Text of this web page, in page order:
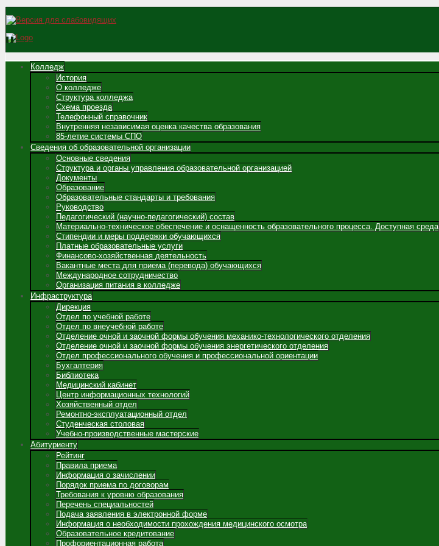
Колледж
История
О колледже
Структура колледжа
Схема проезда
Телефонный справочник
Внутренняя независимая оценка качества образования
85-летие системы СПО
Сведения об образовательной организации
Основные сведения
Структура и органы управления образовательной организацией
Документы
Образование
Образовательные стандарты и требования
Руководство
Педагогический (научно-педагогический) состав
Материально-техническое обеспечение и оснащенность образовательного процесса. Доступная среда
Стипендии и меры поддержки обучающихся
Платные образовательные услуги
Финансово-хозяйственная деятельность
Вакантные места для приема (перевода) обучающихся
Международное сотрудничество
Организация питания в колледже
Инфраструктура
Дирекция
Отдел по учебной работе
Отдел по внеучебной работе
Отделение очной и заочной формы обучения механико-технологического отделения
Отделение очной и заочной формы обучения энергетического отделения
Отдел профессионального обучения и профессиональной ориентации
Бухгалтерия
Библиотека
Медицинский кабинет
Центр информационных технологий
Хозяйственный отдел
Ремонтно-эксплуатационный отдел
Студенческая столовая
Учебно-производственные мастерские
Абитуриенту
Рейтинг
Правила приема
Информация о зачислении
Порядок приема по договорам
Требования к уровню образования
Перечень специальностей
Подача заявления в электронной форме
Информация о необходимости прохождения медицинского осмотра
Образовательное кредитование
Профориентационная работа